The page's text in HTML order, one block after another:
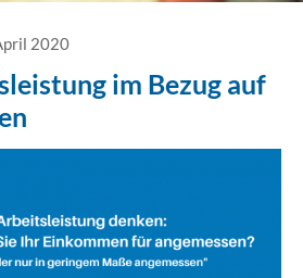
2020
im Bezug auf